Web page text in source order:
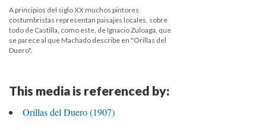
A principios del siglo XX muchos pintores
costumbristas representan paisajes locales, sobre
todo de Castilla, como este, de Ignacio Zuloaga, que
se parece al que Machado describe en "Orillas del
Duero".
This media is referenced by:
Orillas del Duero (1907)